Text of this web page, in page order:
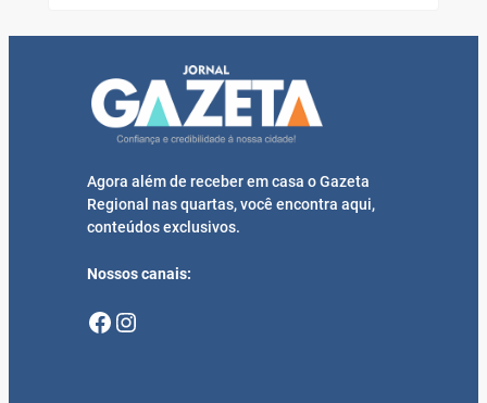
Agora além de receber em casa o Gazeta
Regional nas quartas, você encontra aqui,
conteúdos exclusivos.
Nossos canais:
Facebook Instagram